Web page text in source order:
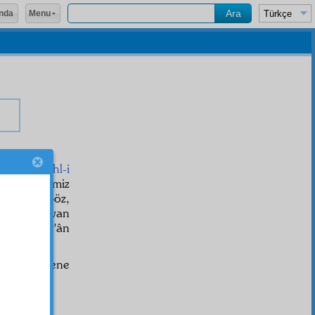
gibi
ehl-i
işlediğimiz
Yedinci Söz,
la parlayan
i Kur'ân
Müzeyyene
Menu